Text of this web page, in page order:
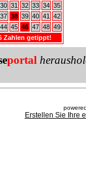
30 31 32 33 34 35
37 38 39 40 41
42
44 45 46 47 48 49
Zahlen getippt!
portal
Erstellen Sie Ihre